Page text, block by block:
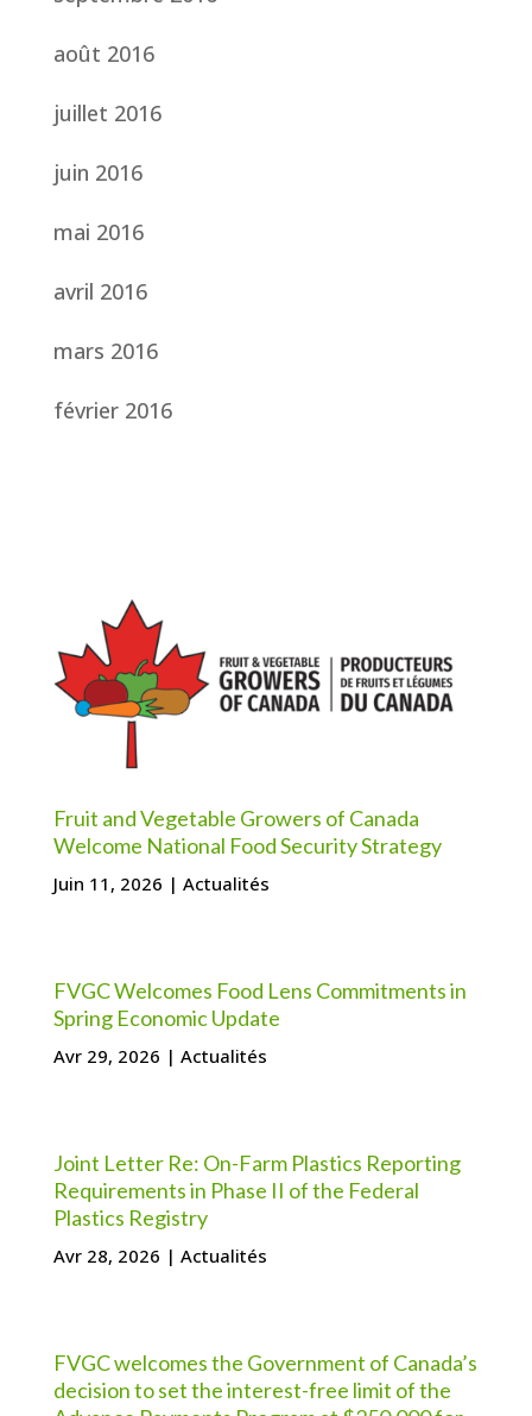
août 2016
juillet 2016
juin 2016
mai 2016
avril 2016
mars 2016
février 2016
Fruit and Vegetable Growers of Canada
Welcome National Food Security Strategy
Juin 11, 2026 | Actualités
FVGC Welcomes Food Lens Commitments in
Spring Economic Update
Avr 29, 2026 | Actualités
Joint Letter Re: On-Farm Plastics Reporting
Requirements in Phase II of the Federal
Plastics Registry
Avr 28, 2026 | Actualités
FVGC welcomes the Government of Canada’s
decision to set the interest-free limit of the